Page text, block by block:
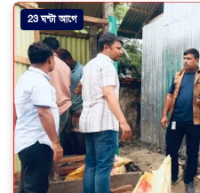
23 ঘন্টা আগে